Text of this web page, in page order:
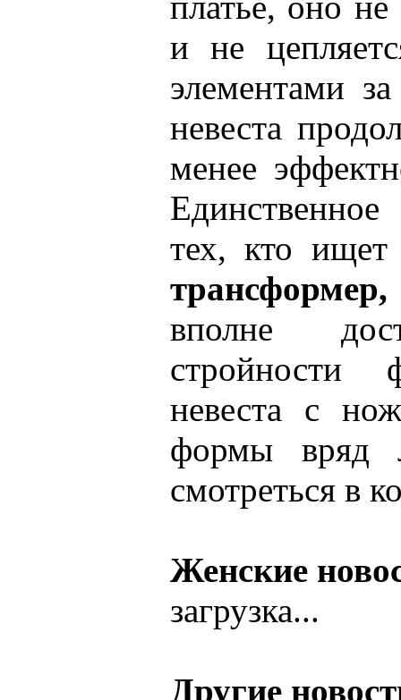
и не
элементами
невеста
менее
тех, кто
вполне
стройности
невеста с
формы вряд
смотреться в
Женские
загрузка...
Другие